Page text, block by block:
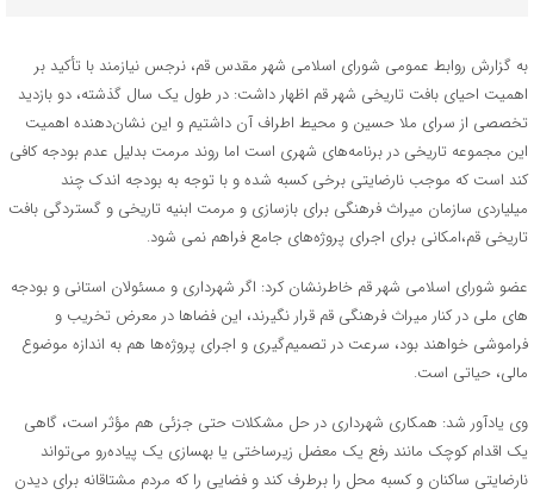
به گزارش روابط عمومی شورای اسلامی شهر مقدس قم، نرجس نیازمند با تأکید بر
اهمیت احیای بافت تاریخی شهر قم اظهار داشت: در طول یک سال گذشته، دو بازدید
تخصصی از سرای ملا حسین و محیط اطراف آن داشتیم و این نشان‌دهنده اهمیت
این مجموعه تاریخی در برنامه‌های شهری است اما روند مرمت بدلیل عدم بودجه کافی
کند است که موجب نارضایتی برخی کسبه شده و با توجه به بودجه اندک چند
میلیاردی سازمان میراث فرهنگی برای بازسازی و مرمت ابنیه تاریخی و گستردگی بافت
تاریخی قم،امکانی برای اجرای پروژه‌های جامع فراهم نمی شود.
عضو شورای اسلامی شهر قم خاطرنشان کرد: اگر شهرداری و مسئولان استانی و بودجه
های ملی در کنار میراث فرهنگی قم قرار نگیرند، این فضاها در معرض تخریب و
فراموشی خواهند بود، سرعت در تصمیم‌گیری و اجرای پروژه‌ها هم به اندازه موضوع
مالی، حیاتی است.
وی یادآور شد: همکاری شهرداری در حل مشکلات حتی جزئی هم مؤثر است، گاهی
یک اقدام کوچک مانند رفع یک معضل زیرساختی یا بهسازی یک پیاده‌رو می‌تواند
نارضایتی ساکنان و کسبه محل را برطرف کند و فضایی را که مردم مشتاقانه برای دیدن